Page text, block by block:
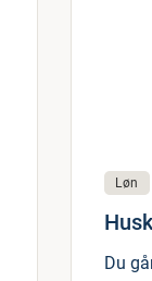
Løn
Du